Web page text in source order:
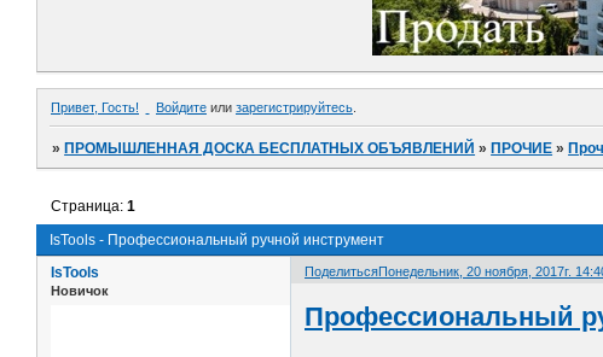
Привет, Гость! Войдите или зарегистрируйтесь
»ПРОМЫШЛЕННАЯ ДОСКА БЕСПЛАТНЫХ ОБЪЯВЛЕНИЙ »ПРОЧИЕ »
IsTools - Профессиональный ручной инструмент
Страница:1
ПоделитьсяПонедельник, 20 ноября, 2017г.
IsTools
Новичок
Профессиональный